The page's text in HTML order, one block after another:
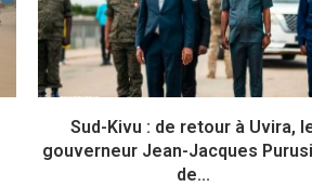
Sud-Kivu : de retour à Uvira,
gouverneur Jean-Jacques
de...